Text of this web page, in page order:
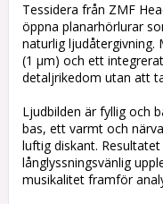
Tessidera från ZMF
öppna planarhörlurar
naturlig ljudåtergivning.
(1 µm) och ett
detaljrikedom utan att
Ljudbilden är fyllig och
bas, ett varmt och
luftig diskant.
långlyssningsvänlig
musikalitet framför